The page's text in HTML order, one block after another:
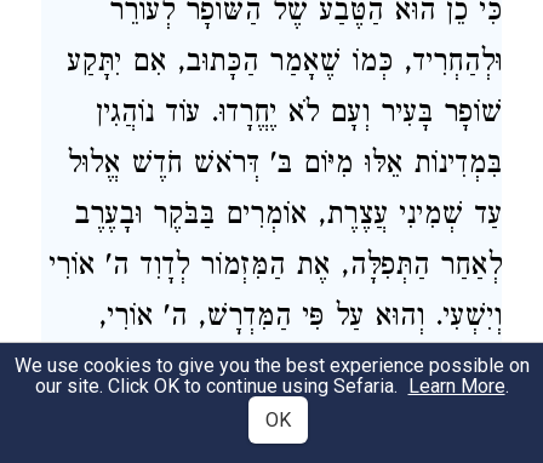
כִּי כֵן הוּא הַטֶּבַע שֶׁל הַשּׁוֹפָר לְעוֹרֵר
וּלְהַחְרִיד, כְּמוֹ שֶׁאָמַר הַכָּתוּב, אִם יִתָּקַע
שׁוֹפָר בָּעִיר וְעָם לֹא יֶחֱרָדוּ. עוֹד נוֹהֲגִין
בִּמְדִינוֹת אֵלּוּ מִיּוֹם בּ' דְּרֹאשׁ חֹדֶשׁ אֱלוּל
עַד שְׁמִינִי עֲצֶרֶת, אוֹמְרִים בַּבֹּקֶר וּבָעֶרֶב
לְאַחַר הַתְּפִלָּה, אֶת הַמִּזְמוֹר לְדָוִד ה' אוֹרִי
וְיִשְׁעִי. וְהוּא עַל פִּי הַמִּדְרָשׁ, ה' אוֹרִי,
בְּרֹאשׁ הַשָּׁנָה. וְיִשְׁעִי בְּיוֹם הַכִּפּוּרִים. כִּי
יִצְפְּנֵנִי בְּסֻכֹּה, רֶמֶז לְסֻכּוֹת. עוֹד נוֹהֲגִין
We use cookies to give you the best experience possible on
our site. Click OK to continue using Sefaria. Learn More.
OK